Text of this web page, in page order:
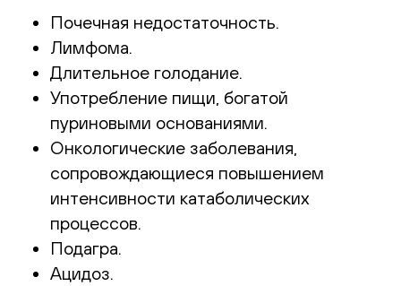
Почечная недостаточность.
Лимфома.
Длительное голодание.
Употребление пищи, богатой
пуриновыми основаниями.
Онкологические заболевания,
сопровождающиеся повышением
интенсивности катаболических
процессов.
Подагра.
Ацидоз.